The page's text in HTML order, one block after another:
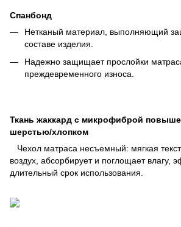
Спанбонд
Нетканый материал, выполняющий
составе изделия.
Надежно защищает прослойки
преждевременного износа.
Ткань жаккард с микрофиброй
шерстью/хлопком
Чехол матраса несъемный: мягкая
воздух, абсорбирует и поглощает влагу,
длительный срок использования.